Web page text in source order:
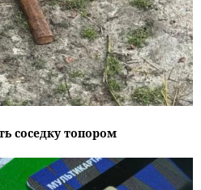
соседку топором